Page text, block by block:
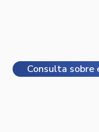
Consulta sobre